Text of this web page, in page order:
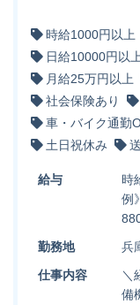
時給1000円以上
日給10000円以上
月給25万円以上
社会保険あり
車・バイク通勤
土日祝休み
給与
時
例
勤務地
兵
仕事内容
＼
備